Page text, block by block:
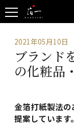
2021年05月10日
ブランド
の化粧品
金箔打紙製法
提案しています。